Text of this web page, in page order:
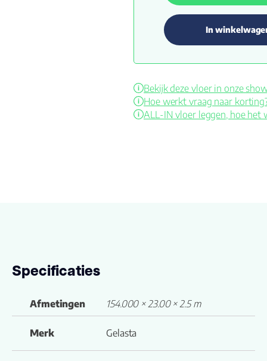
In
Bekijk deze vloer in onze
Hoe werkt vraag naar
ALL-IN vloer leggen, hoe het
Specificaties
Afmetingen 154.000 × 23.00 × 2.5 m
Merk Gelasta